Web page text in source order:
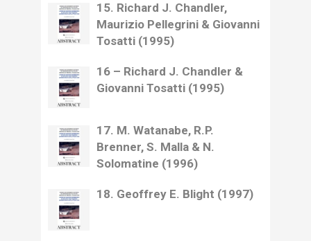
15. Richard J. Chandler,
Maurizio Pellegrini & Giovanni
Tosatti (1995)
16 – Richard J. Chandler &
Giovanni Tosatti (1995)
17. M. Watanabe, R.P.
Brenner, S. Malla & N.
Solomatine (1996)
18. Geoffrey E. Blight (1997)